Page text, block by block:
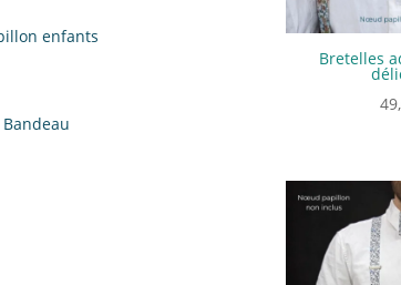
enfants
Bretelles